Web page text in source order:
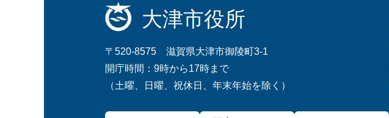
大津市役所
〒520-8575 滋賀県大津市御陵町3-1
開庁時間：9時から17時まで
（土曜、日曜、祝休日、年末年始を除く）